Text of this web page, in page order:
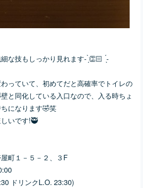
な技もしっかり見れます- ̗̀👏🏻 ̖́-
っていて、初めてだと高確率でトイレの
と同化している入口なので、入る時ちょ
になります🤣笑
いです!🥷
町１－５－２、
３F
リンクL.O. 23:30)